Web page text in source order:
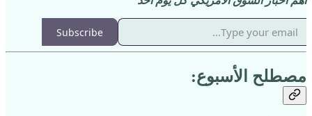
Subscribe
مصطلح الأسبوع: